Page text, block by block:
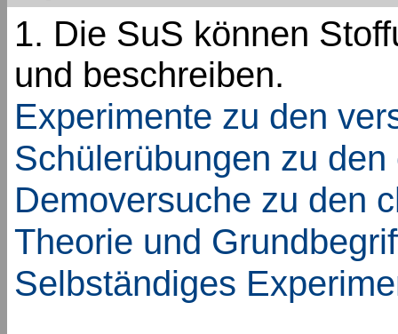
1. Die SuS können
und beschreiben.
Experimente zu den
Schülerübungen zu
Demoversuche zu den
Theorie und
Selbständiges